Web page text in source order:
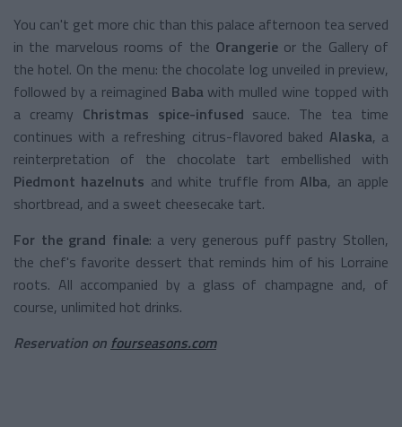
You can't get more chic than this palace afternoon tea served
in the marvelous rooms of the Orangerieor the Gallery of
the hotel. On the menu: the chocolate log unveiled in preview,
followed by a reimagined Baba with mulled wine topped with
a creamy Christmas spice-infused sauce. The tea time
continues with a refreshing citrus-flavored baked Alaska, a
reinterpretation of the chocolate tart embellished with
Piedmont hazelnuts and white truffle fromAlba, an apple
shortbread, and a sweet cheesecake tart.
For the grand finale: a very generous puff pastry Stollen,
the chef's favorite dessert that reminds him of his Lorraine
roots. All accompanied by a glass of champagne and, of
course, unlimited hot drinks.
Reservation on fourseasons.com